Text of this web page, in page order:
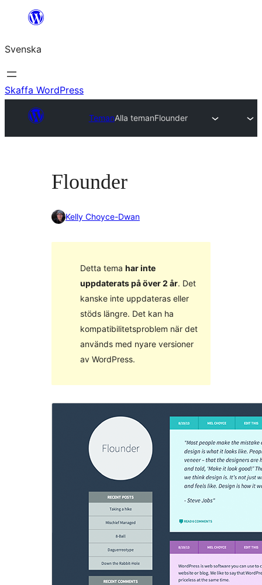
Hoppa
innehåll
Svenska
Skaffa WordPress
TemanAlla temanFlounder
Flounder
Kelly Choyce-Dwan
Detta tema har inte
uppdaterats på över 2 år. Det
kanske inte uppdateras eller
stöds längre. Det kan ha
kompatibilitetsproblem när det
används med nyare versioner
av WordPress.